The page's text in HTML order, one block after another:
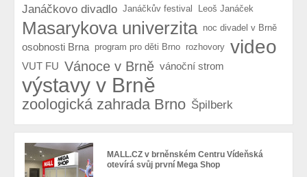
Janáčkovo divadlo Janáčkův festival Leoš Janáček
Masarykova univerzita noc divadel v Brně
osobnosti Brna program pro děti Brno rozhovory video
VUT FU Vánoce v Brně vánoční strom
výstavy v Brně
zoologická zahrada Brno Špilberk
MALL.CZ v brněnském Centru Vídeňská
otevírá svůj první Mega Shop